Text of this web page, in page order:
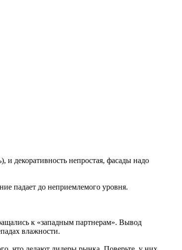
и декоративность непростая, фасады надо
падает до неприемлемого уровня.
к «западным партнерам». Вывод
влажности.